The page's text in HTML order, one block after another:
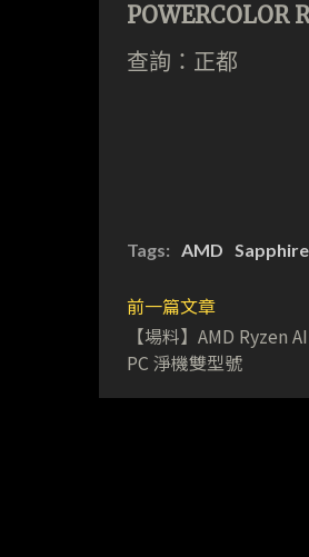
POWERCOLOR
查詢：正都
Tags: AMD Sapphire
前一篇文章
【場料】AMD Ryzen
PC 淨機雙型號